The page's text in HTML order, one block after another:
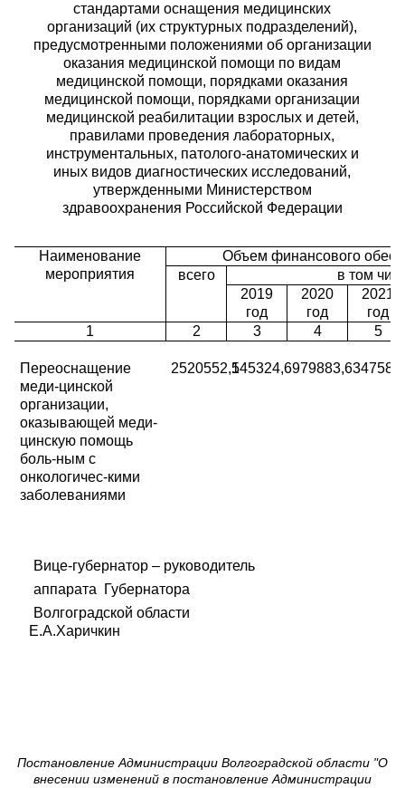
стандартами оснащения медицинских
организаций (их структурных подразделений),
предусмотренными положениями об организации
оказания медицинской помощи по видам
медицинской помощи, порядками оказания
медицинской помощи, порядками организации
медицинской реабилитации взрослых и детей,
правилами проведения лабораторных,
инструментальных, патолого-анатомических и
иных видов диагностических исследований,
утвержденными Министерством
здравоохранения Российской Федерации
Наименование
мероприятия
Объем финансового
всего
в том
2019
год
2020
год
2021
год
1
2 3 4 5
Переоснащение
меди-цинской
организации,
оказывающей меди-
цинскую помощь
боль-ным с
онкологичес-кими
заболеваниями
2520552,1545324,6979883,6
Вице-губернатор – руководитель
аппарата Губернатора
Волгоградской области
Е.А.Харичкин
Постановление Администрации Волгоградской области "О
внесении изменений в постановление Администрации